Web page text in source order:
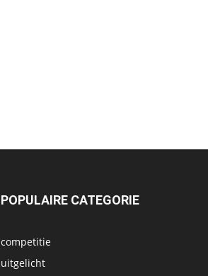
POPULAIRE CATEGORIE
competitie
uitgelicht